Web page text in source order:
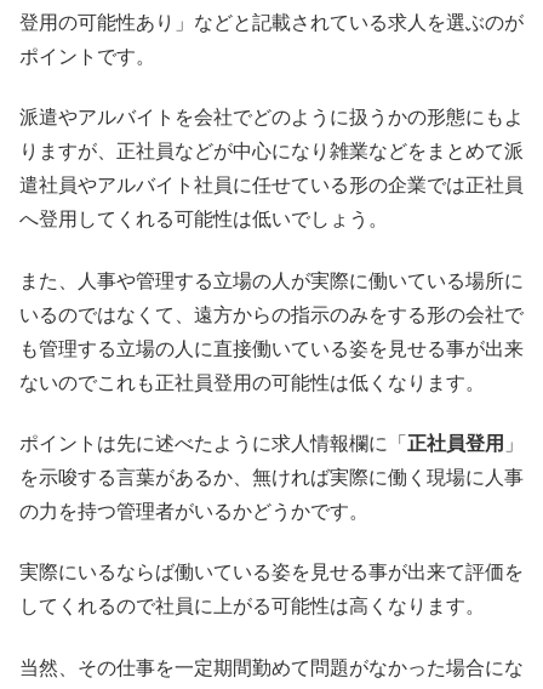
登用の可能性あり」などと記載されている求人を選ぶのが
ポイントです。
派遣やアルバイトを会社でどのように扱うかの形態にもよ
りますが、正社員などが中心になり雑業などをまとめて派
遣社員やアルバイト社員に任せている形の企業では正社員
へ登用してくれる可能性は低いでしょう。
また、人事や管理する立場の人が実際に働いている場所に
いるのではなくて、遠方からの指示のみをする形の会社で
も管理する立場の人に直接働いている姿を見せる事が出来
ないのでこれも正社員登用の可能性は低くなります。
ポイントは先に述べたように求人情報欄に「 正社員登用 」
を示唆する言葉があるか、無ければ実際に働く現場に人事
の力を持つ管理者がいるかどうかです。
実際にいるならば働いている姿を見せる事が出来て評価を
してくれるので社員に上がる可能性は高くなります。
当然、その仕事を一定期間勤めて問題がなかった場合にな